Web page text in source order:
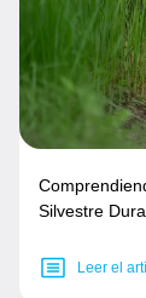
Silvestre
Leer el